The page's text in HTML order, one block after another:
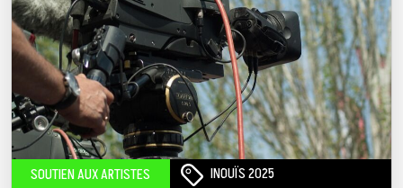
SOUTIEN AUX ARTISTES INOUÏS 2025